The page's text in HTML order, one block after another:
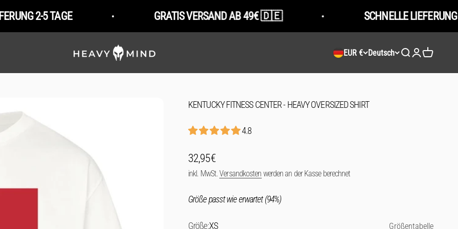
TAGE GRATIS VERSAND AB 49€ 🇩🇪 SCHNELLE LIEFERUNG 2-5 TAGE
HeavyMind EUR € Deutsch Suche öffnen
KENTUCKY FITNESS CENTER - HEAVY OVERSIZED SHIRT
4.8
Angebot
32,95€
inkl. MwSt.Versandkosten werden an der Kasse berechnet
Größe passt wie erwartet (94%)
Größe:XS Größentabelle